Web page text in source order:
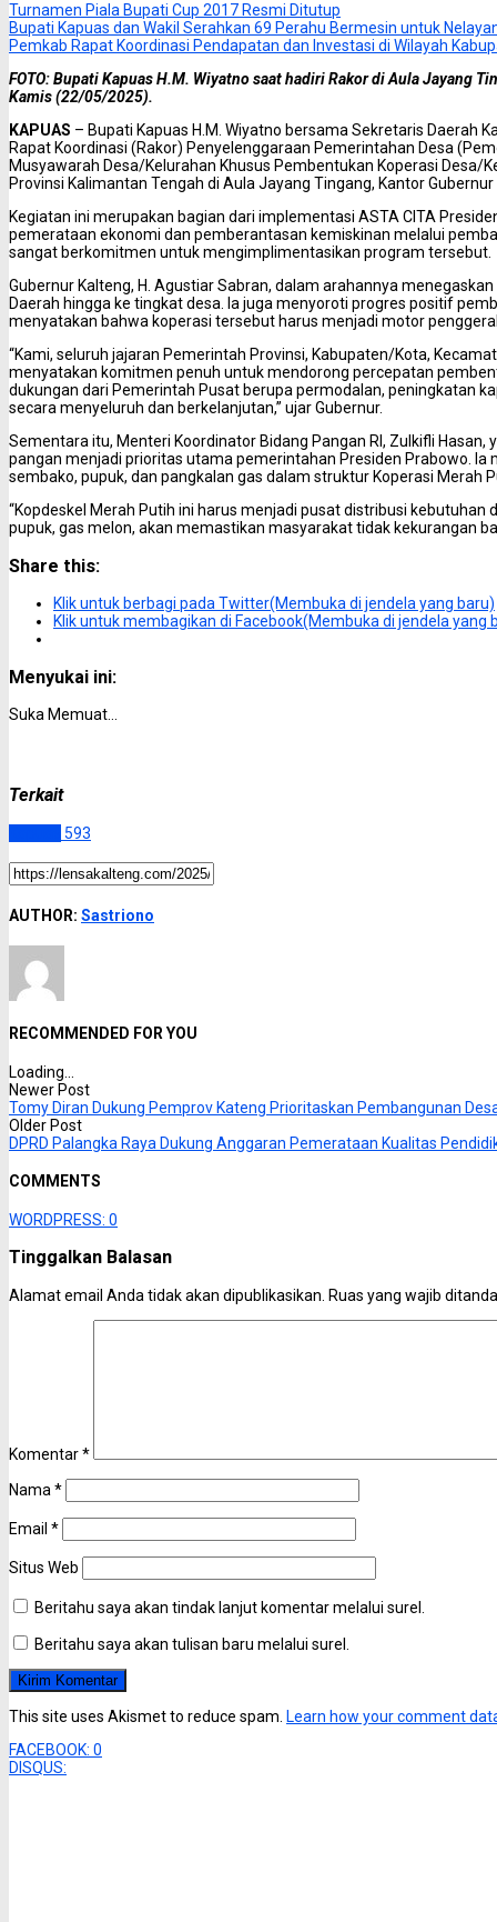
Turnamen Piala Bupati Cup 2017 Resmi Ditutup
Bupati Kapuas dan Wakil Serahkan 69 Perahu Bermesin untuk
Pemkab Rapat Koordinasi Pendapatan dan Investasi di Wilayah
FOTO: Bupati Kapuas H.M. Wiyatno saat hadiri Rakor di Aula Jayang
Kamis (22/05/2025).
KAPUAS – Bupati Kapuas H.M. Wiyatno bersama Sekretaris Daerah
Rapat Koordinasi (Rakor) Penyelenggaraan Pemerintahan Desa
Musyawarah Desa/Kelurahan Khusus Pembentukan Koperasi Desa/
Provinsi Kalimantan Tengah di Aula Jayang Tingang, Kantor
Kegiatan ini merupakan bagian dari implementasi ASTA CITA
pemerataan ekonomi dan pemberantasan kemiskinan melalui
sangat berkomitmen untuk mengimplimentasikan program tersebut.
Gubernur Kalteng, H. Agustiar Sabran, dalam arahannya
Daerah hingga ke tingkat desa. Ia juga menyoroti progres positif
menyatakan bahwa koperasi tersebut harus menjadi motor
“Kami, seluruh jajaran Pemerintah Provinsi, Kabupaten/Kota,
menyatakan komitmen penuh untuk mendorong percepatan
dukungan dari Pemerintah Pusat berupa permodalan, peningkatan
secara menyeluruh dan berkelanjutan,” ujar Gubernur.
Sementara itu, Menteri Koordinator Bidang Pangan RI, Zulkifli
pangan menjadi prioritas utama pemerintahan Presiden Prabowo.
sembako, pupuk, dan pangkalan gas dalam struktur Koperasi Merah
“Kopdeskel Merah Putih ini harus menjadi pusat distribusi
pupuk, gas melon, akan memastikan masyarakat tidak kekurangan
Share this:
Klik untuk berbagi pada Twitter(Membuka di jendela yang baru)
Klik untuk membagikan di Facebook(Membuka di jendela yang
Menyukai ini:
Suka Memuat...
Terkait
593
AUTHOR: Sastriono
RECOMMENDED FOR YOU
Loading...
Newer Post
Tomy Diran Dukung Pemprov Kateng Prioritaskan Pembangunan
Older Post
DPRD Palangka Raya Dukung Anggaran Pemerataan Kualitas
COMMENTS
WORDPRESS: 0
Tinggalkan Balasan
Alamat email Anda tidak akan dipublikasikan. Ruas yang wajib
Komentar*
Nama *
Email *
Situs Web
Beritahu saya akan tindak lanjut komentar melalui surel.
Beritahu saya akan tulisan baru melalui surel.
This site uses Akismet to reduce spam. Learn how your comment
FACEBOOK: 0
DISQUS: